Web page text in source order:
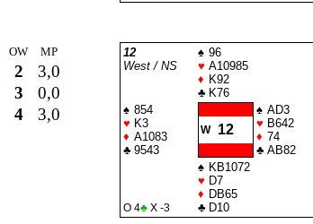
OW MP
2
3,0
3
0,0
4 3,0
12
West / NS
♠ 96
♥ A10985
♦ K92
♣ K76
♠ 854
♥ K3
♦ A1083
♣ 9543
W 12
♠ AD3
♥ B642
♦ 74
♣ AB82
O 4♣X -3
♠ KB1072
♥ D7
♦ DB65
♣ D10